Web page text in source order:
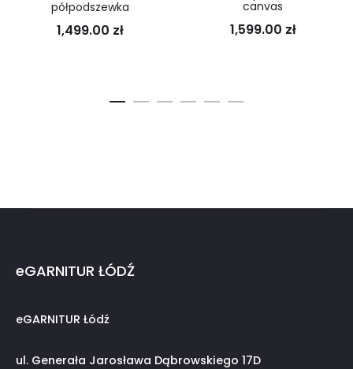
półpodszewka
1,499.00 zł
canvas
1,599.00 zł
eGARNITUR ŁÓDŹ
eGARNITUR Łódź
ul. Generała Jarosława Dąbrowskiego 17D